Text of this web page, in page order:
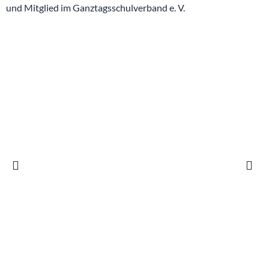
und Mitglied im Ganztagsschulverband e. V.